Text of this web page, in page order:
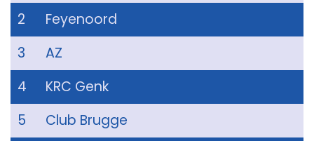
2
Feyenoord
3
AZ
4
KRC Genk
5
Club Brugge